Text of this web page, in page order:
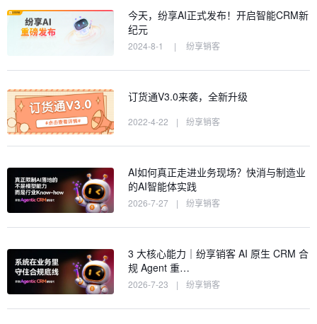
今天，纷享AI正式发布！开启智能CRM新
纪元
2024-8-1 | 纷享销客
订货通V3.0来袭，全新升级
2022-4-22 | 纷享销客
AI如何真正走进业务现场？快消与制造业
的AI智能体实践
2026-7-27 | 纷享销客
3 大核心能力｜纷享销客 AI 原生 CRM 合
规 Agent 重…
2026-7-23 | 纷享销客